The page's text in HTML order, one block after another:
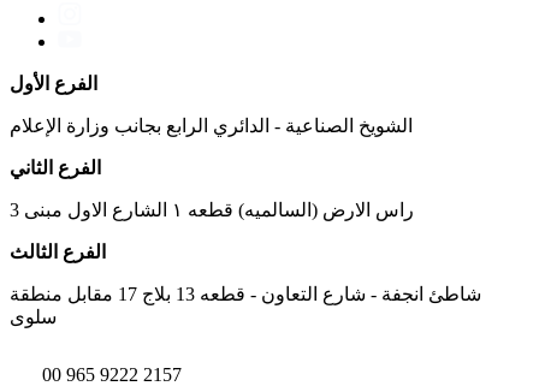
الفرع الأول
الشويخ الصناعية - الدائري الرابع بجانب وزارة الإعلام
الفرع الثاني
راس الارض (السالميه) قطعه ١ الشارع الاول مبنى 3
الفرع الثالث
شاطئ انجفة - شارع التعاون - قطعه 13 بلاج 17 مقابل منطقة
سلوى
00 965 9222 2157